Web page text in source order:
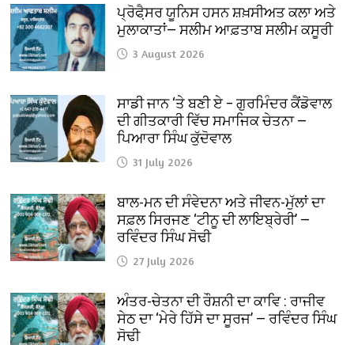
ਪ੍ਰੋਫੈ਼ਸਰ ਯੂਨਿਸ ਹਸਨ ਸ਼ਖ਼ਸੀਅਤ ਕਲਾ ਅਤੇ
ਮੁਲਾਕਾਤਾਂ— ਸਲੀਮ ਆਫ਼ਤਾਬ ਸਲੀਮ ਕਸੂਰੀ
3 August 2026
ਸਾਡੀ ਜਾਨ ‘ਤੇ ਬਣੀ ਏ – ਗੁਰਮਿੰਦਰ ਕੈਂਡੋਵਾਲ
ਦੀ ਗੀਤਕਾਰੀ ਵਿੱਚ ਸਮਾਜਿਕ ਚੇਤਨਾ —
ਪਿਆਰਾ ਸਿੰਘ ਕੁੱਦੋਵਾਲ
31 July 2026
ਬਾਲ-ਮਨ ਦੀ ਸੰਵੇਦਨਾ ਅਤੇ ਜੀਵਨ-ਮੁੱਲਾਂ ਦਾ
ਸਫ਼ਲ ਸਿਰਜਣ ‘ਟੀਨੂ ਦੀ ਲਾਇਬ੍ਰੇਰੀ’ —
ਰਵਿੰਦਰ ਸਿੰਘ ਸੋਢੀ
27 July 2026
ਅੰਤਰ-ਚੇਤਨਾ ਦੀ ਰੌਸ਼ਨੀ ਦਾ ਕਾਵਿ : ਰਾਜੀਵ
ਸੇਠ ਦਾ ‘ਮੇਰੇ ਹਿੱਸੇ ਦਾ ਸੂਰਜ’ — ਰਵਿੰਦਰ ਸਿੰਘ
ਸੋਢੀ